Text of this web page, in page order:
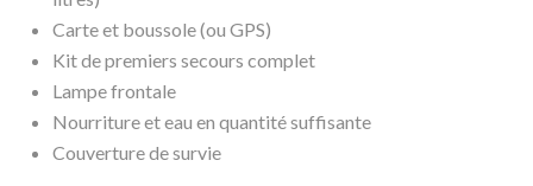
Carte et boussole (ou GPS)
Kit de premiers secours complet
Lampe frontale
Nourriture et eau en quantité suffisante
Couverture de survie